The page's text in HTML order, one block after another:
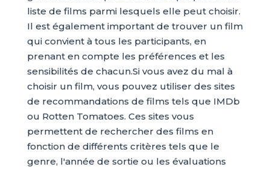
liste de films parmi lesquels elle peut choisir.
Il est également important de trouver un film
qui convient à tous les participants, en
prenant en compte les préférences et les
sensibilités de chacun.Si vous avez du mal à
choisir un film, vous pouvez utiliser des sites
de recommandations de films tels que IMDb
ou Rotten Tomatoes. Ces sites vous
permettent de rechercher des films en
fonction de différents critères tels que le
genre, l'année de sortie ou les évaluations